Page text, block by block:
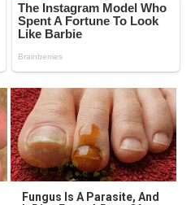
Fungus Is A Parasite, And